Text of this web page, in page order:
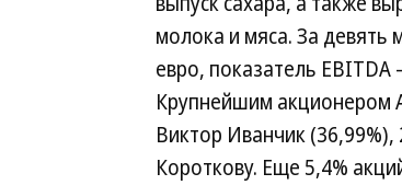
молока и мяса. За девять
евро, показатель
Крупнейшим акционером
Виктор Иванчик
Короткову. Еще 5,4%